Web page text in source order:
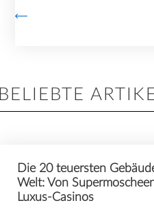
BELIEBTE
Die 20 teuersten
Welt: Von
Luxus-Casinos